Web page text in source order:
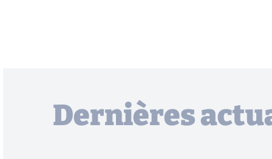
Dernières